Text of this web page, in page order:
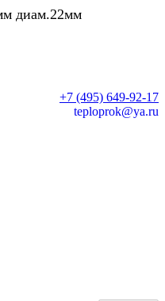
диам.22мм
+7 (495) 649-92-17
teploprok@ya.ru